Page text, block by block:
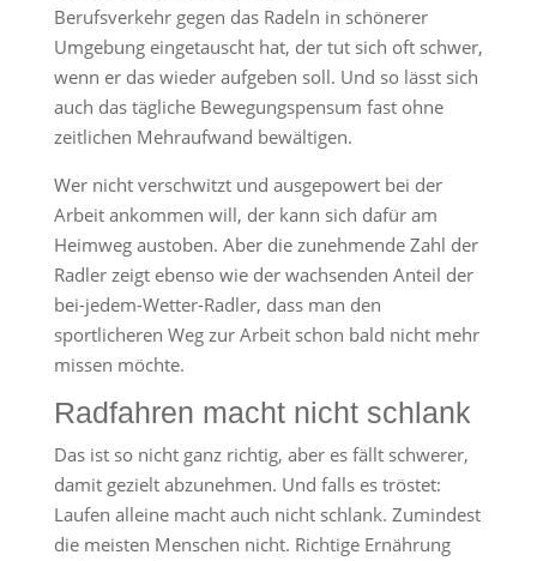
Berufsverkehr gegen das Radeln in schönerer
Umgebung eingetauscht hat, der tut sich oft schwer,
wenn er das wieder aufgeben soll. Und so lässt sich
auch das tägliche Bewegungspensum fast ohne
zeitlichen Mehraufwand bewältigen.
Wer nicht verschwitzt und ausgepowert bei der
Arbeit ankommen will, der kann sich dafür am
Heimweg austoben. Aber die zunehmende Zahl der
Radler zeigt ebenso wie der wachsenden Anteil der
bei-jedem-Wetter-Radler, dass man den
sportlicheren Weg zur Arbeit schon bald nicht mehr
missen möchte.
Radfahren macht nicht schlank
Das ist so nicht ganz richtig, aber es fällt schwerer,
damit gezielt abzunehmen. Und falls es tröstet:
Laufen alleine macht auch nicht schlank. Zumindest
die meisten Menschen nicht. Richtige Ernährung